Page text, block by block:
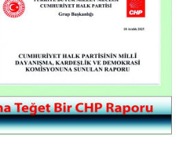
Kültür - Sanat
Ekonomi
Dünya